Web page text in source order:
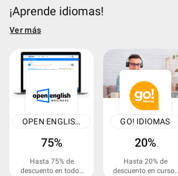
$300.000 COP.
¡Aprende idiomas!
Ver más
OPEN ENGLISH BUSINESS
75%
Hasta 75% de
descuento en todos
GO! IDIOMAS
20%
Hasta 20% de
descuento en cursos